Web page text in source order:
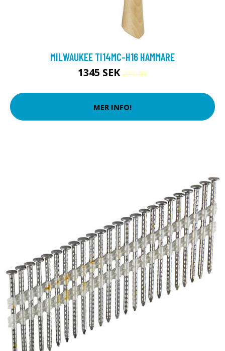
MILWAUKEE TI14MC-H16 HAMMARE
1345 SEK2070 SEK
MER INFO!